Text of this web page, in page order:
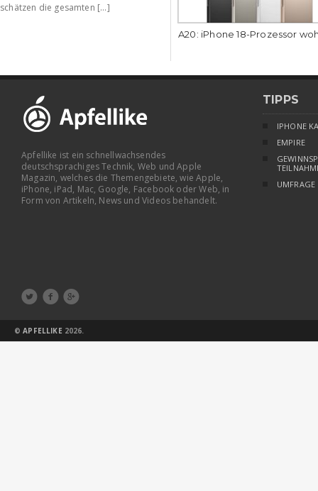
schätzen die gesamten [...]
A20: iPhone 18-Prozessor
Apfellike ist ein schnellwachsendes
deutschsprachiges Technik, Web und Apple
Magazin, welches die Themengebiete, wie Apple,
iPhone, iPad, Mac, Google, Facebook oder Web, in
Form von Artikeln, News und Videos behandelt.
  
TIPPS
IPHONE
EMPIRE
UMFRAGE
©APFELLIKE 2026.